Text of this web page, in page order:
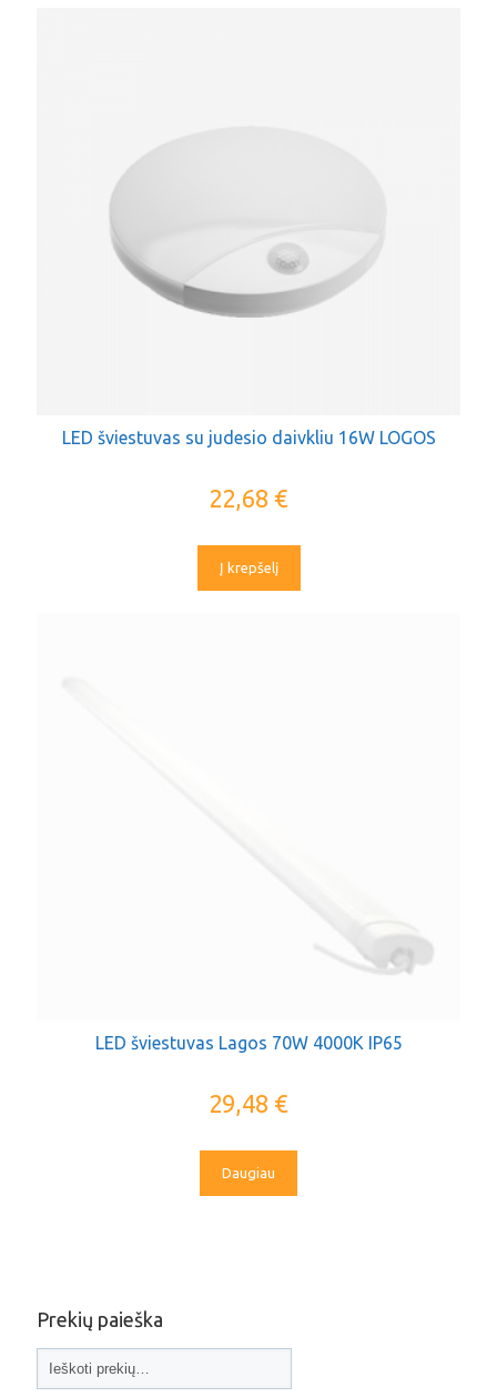
LED šviestuvas su judesio daivkliu 16W LOGOS
22,68 €
Į krepšelį
LED šviestuvas Lagos 70W 4000K IP65
29,48 €
Daugiau
Prekių paieška